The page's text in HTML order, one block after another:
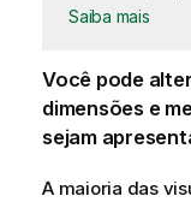
Saiba mais
Você pode
dimensões e
sejam
A maioria das